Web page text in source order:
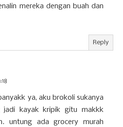
mereka dengan buah dan
Reply
ya, aku brokoli sukanya
jadi kayak kripik gitu makkk
untung ada grocery murah